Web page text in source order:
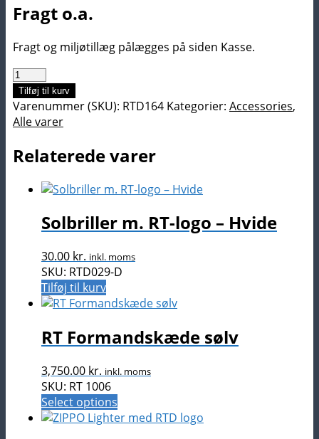
Fragt o.a.
Fragt og miljøtillæg pålægges på siden Kasse.
RTD
Manchetknapper
Forgyldt
antal
Tilføj til kurv
Varenummer (SKU): RTD164 Kategorier: Accessories,
Alle varer
Relaterede varer
Solbriller m. RT-logo – Hvide
30.00 kr. inkl. moms
SKU: RTD029-D
Tilføj til kurv
RT Formandskæde sølv
3,750.00 kr. inkl. moms
SKU: RT 1006
Select options